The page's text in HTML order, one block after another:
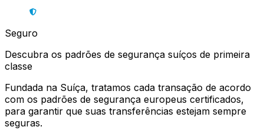
Seguro
Descubra os padrões de segurança suíços de primeira
classe
Fundada na Suíça, tratamos cada transação de acordo
com os padrões de segurança europeus certificados,
para garantir que suas transferências estejam sempre
seguras.